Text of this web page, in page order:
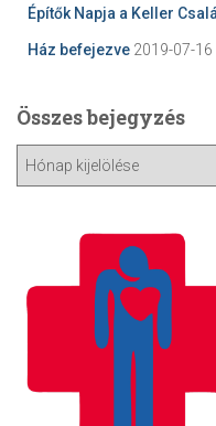
Építők Napja a Keller
Ház befejezve 2019-07-16
Összes bejegyzés